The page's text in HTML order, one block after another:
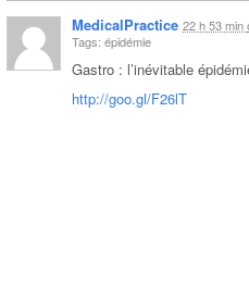
MedicalPractice 22 h 53 min
Tags: épidémie
Gastro : l’inévitable
http://goo.gl/F26lT